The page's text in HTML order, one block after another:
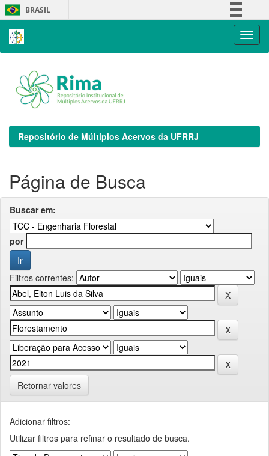
Skip
navigation
BRASIL
Repositório de Múltiplos Acervos da UFRRJ
Página de Busca
Buscar em:
por
Filtros correntes:
Retornar valores
Adicionar filtros:
Utilizar filtros para refinar o resultado de busca.